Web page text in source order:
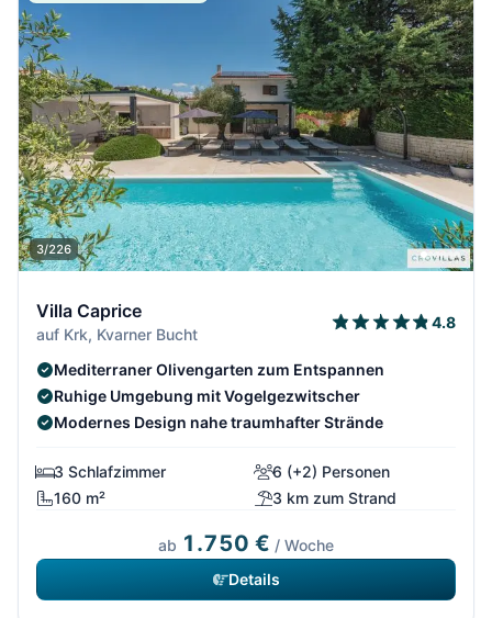
3/226
Villa Caprice
auf Krk, Kvarner Bucht
4.8
Mediterraner Olivengarten zum Entspannen
Ruhige Umgebung mit Vogelgezwitscher
Modernes Design nahe traumhafter Strände
3 Schlafzimmer
6 (+2) Personen
160 m²
3 km zum Strand
ab 1.750 € / Woche
Details